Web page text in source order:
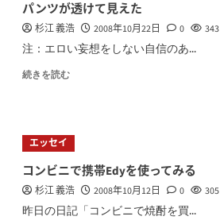
パンツが透けて見えた
杉江 義浩 2008年10月22日 0 343
注：エロい妄想をしない自信のあ...
続きを読む
エッセイ
コンビニで携帯Edyを使ってみる
杉江 義浩 2008年10月12日 0 305
昨日の日記「コンビニで焼酎を買...